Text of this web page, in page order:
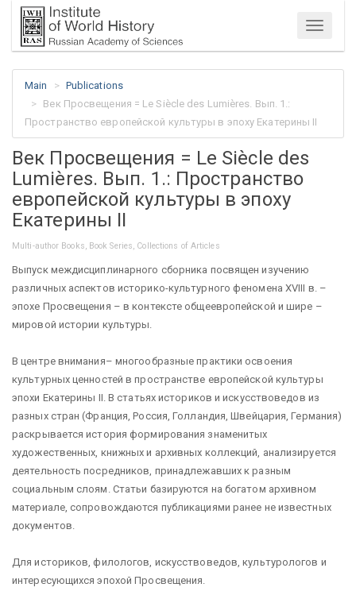
Menu
Main
Publications
Век Просвещения = Le Siècle des Lumières. Вып. 1.:
Пространство европейской культуры в эпоху Екатерины II
Век Просвещения = Le Siècle des
Lumières. Вып. 1.: Пространство
европейской культуры в эпоху
Екатерины II
Multi-author Books, Book Series, Collections of Articles
Выпуск междисциплинарного сборника посвящен изучению
различных аспектов историко-культурного феномена XVIII в. –
эпохе Просвещения – в контексте общеевропейской и шире –
мировой истории культуры.
В центре внимания– многообразные практики освоения
культурных ценностей в пространстве европейской культуры
эпохи Екатерины II. В статьях историков и искусствоведов из
разных стран (Франция, Россия, Голландия, Швейцария, Германия)
раскрывается история формирования знаменитых
художественных, книжных и архивных коллекций, анализируется
деятельность посредников, принадлежавших к разным
социальным слоям. Статьи базируются на богатом архивном
материале, сопровождаются публикациями ранее не известных
документов.
Для историков, филологов, искусствоведов, культурологов и
интересующихся эпохой Просвещения.